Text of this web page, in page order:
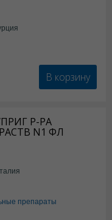
В корзину
Р-РА
N1 ФЛ
препараты